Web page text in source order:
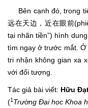
Bên cạnh đó, trong
远在天边，近在眼前
tại nhãn tiền”) hình
tìm ngay ở trước mắt. Ở
tri nhận không gian xa
với đối tượng.
Tác giả bài viết: Hữu
(1 Trường Đại học Khoa